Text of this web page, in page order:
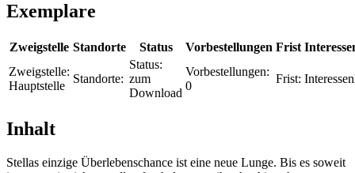
Exemplare
Zweigstelle Standorte Status Vorbestellungen Frist
Zweigstelle:
Hauptstelle
Standorte:
Status:
zum
Download
Vorbestellungen:
0
Frist:
Inhalt
Stellas einzige Überlebenschance ist eine neue Lunge. Bis es soweit